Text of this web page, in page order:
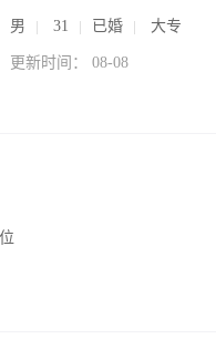
男 31 已婚 大专
更新时间： 08-08